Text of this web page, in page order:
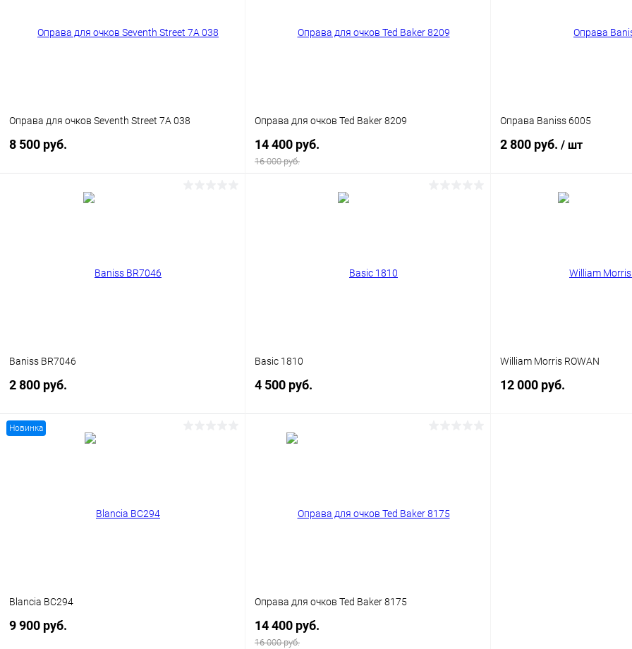
Оправа для очков Seventh Street 7A 038
8 500 руб.
Оправа для очков Ted Baker 8209
14 400 руб.
16 000 руб.
Оправа Baniss 6005
2 800 руб. / шт
Baniss BR7046
2 800 руб.
Basic 1810
4 500 руб.
William Morris ROWAN
12 000 руб.
Новинка
Blancia BC294
9 900 руб.
Оправа для очков Ted Baker 8175
14 400 руб.
16 000 руб.